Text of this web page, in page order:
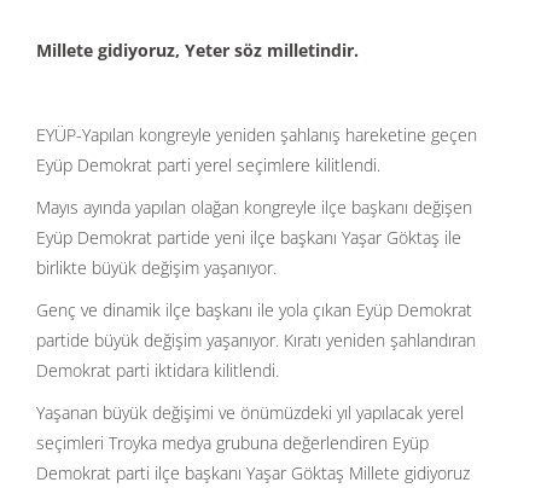
Millete gidiyoruz, Yeter söz milletindir.
EYÜP-Yapılan kongreyle yeniden şahlanış hareketine geçen
Eyüp Demokrat parti yerel seçimlere kilitlendi.
Mayıs ayında yapılan olağan kongreyle ilçe başkanı değişen
Eyüp Demokrat partide yeni ilçe başkanı Yaşar Göktaş ile
birlikte büyük değişim yaşanıyor.
Genç ve dinamik ilçe başkanı ile yola çıkan Eyüp Demokrat
partide büyük değişim yaşanıyor. Kıratı yeniden şahlandıran
Demokrat parti iktidara kilitlendi.
Yaşanan büyük değişimi ve önümüzdeki yıl yapılacak yerel
seçimleri Troyka medya grubuna değerlendiren Eyüp
Demokrat parti ilçe başkanı Yaşar Göktaş Millete gidiyoruz